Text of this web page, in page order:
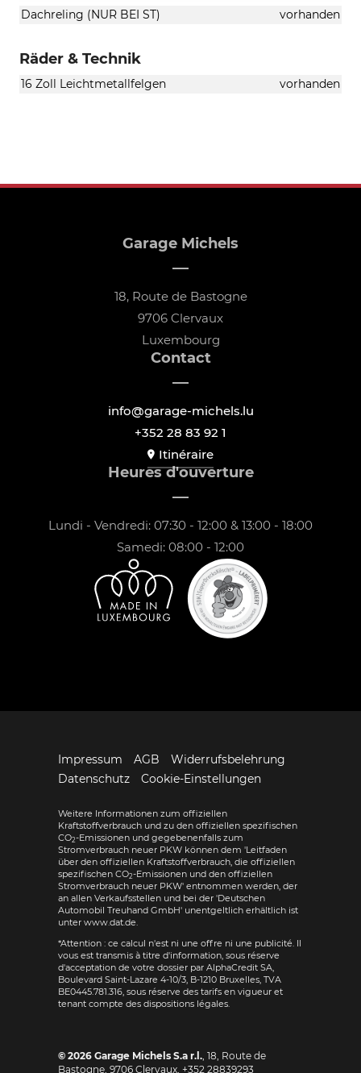
Dachreling (NUR BEI ST)
vorhanden
Räder & Technik
16 Zoll Leichtmetallfelgen vorhanden
Garage Michels
18, Route de Bastogne
9706 Clervaux
Luxembourg
Contact
info@garage-michels.lu
+352 28 83 92 1
Itinéraire
Heures d'ouverture
Lundi - Vendredi: 07:30 - 12:00 & 13:00 - 18:00
Samedi: 08:00 - 12:00
Impressum AGB
Widerrufsbelehrung
Datenschutz
Cookie-Einstellungen
Weitere Informationen zum offiziellen
Kraftstoffverbrauch und zu den offiziellen spezifischen
CO2-Emissionen und gegebenenfalls zum
Stromverbrauch neuer PKW können dem 'Leitfaden
über den offiziellen Kraftstoffverbrauch, die offiziellen
spezifischen CO2-Emissionen und den offiziellen
Stromverbrauch neuer PKW' entnommen werden, der
an allen Verkaufsstellen und bei der 'Deutschen
Automobil Treuhand GmbH' unentgeltlich erhältlich ist
unter www.dat.de.
*Attention : ce calcul n'est ni une offre ni une publicité. Il
vous est transmis à titre d'information, sous réserve
d'acceptation de votre dossier par AlphaCredit SA,
Boulevard Saint-Lazare 4-10/3, B-1210 Bruxelles, TVA
BE0445.781.316, sous réserve des tarifs en vigueur et
tenant compte des dispositions légales.
© 2026 Garage Michels S.a r.l., 18, Route de
Bastogne, 9706 Clervaux, +352 28839293